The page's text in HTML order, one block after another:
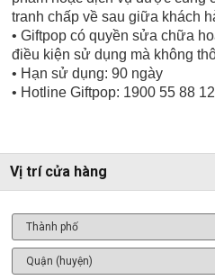
tranh chấp về sau giữa khách
• Giftpop có quyền sửa chữa
điều kiện sử dụng mà không
• Hạn sử dụng: 90 ngày
• Hotline Giftpop: 1900 55 88 12
Vị trí cửa hàng